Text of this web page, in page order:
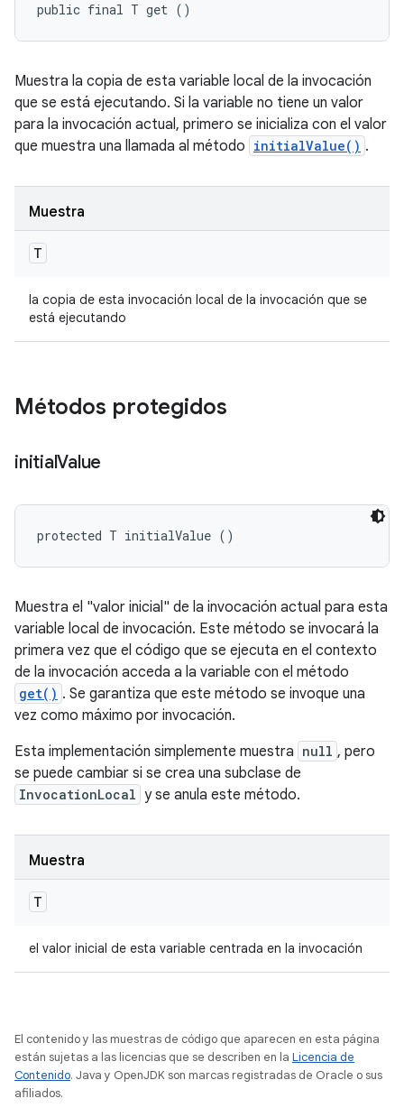
public final T get ()
Muestra la copia de esta variable local de la invocación
que se está ejecutando. Si la variable no tiene un valor
para la invocación actual, primero se inicializa con el valor
que muestra una llamada al método initialValue() .
Muestra
T
la copia de esta invocación local de la invocación que se
está ejecutando
Métodos protegidos
initialValue
protected T initialValue ()
Muestra el "valor inicial" de la invocación actual para esta
variable local de invocación. Este método se invocará la
primera vez que el código que se ejecuta en el contexto
de la invocación acceda a la variable con el método
get() . Se garantiza que este método se invoque una
vez como máximo por invocación.
Esta implementación simplemente muestra null , pero
se puede cambiar si se crea una subclase de
InvocationLocal y se anula este método.
Muestra
T
el valor inicial de esta variable centrada en la invocación
El contenido y las muestras de código que aparecen en esta página
están sujetas a las licencias que se describen en la Licencia de
Contenido. Java y OpenJDK son marcas registradas de Oracle o sus
afiliados.